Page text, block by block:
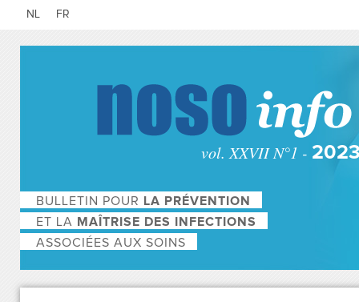
NL FR
vol. XXVII N°1 -
BULLETIN POUR
LA PRÉVENTION
ET LA
MAÎTRISE DES INFECTIONS
ASSOCIÉES AUX SOINS